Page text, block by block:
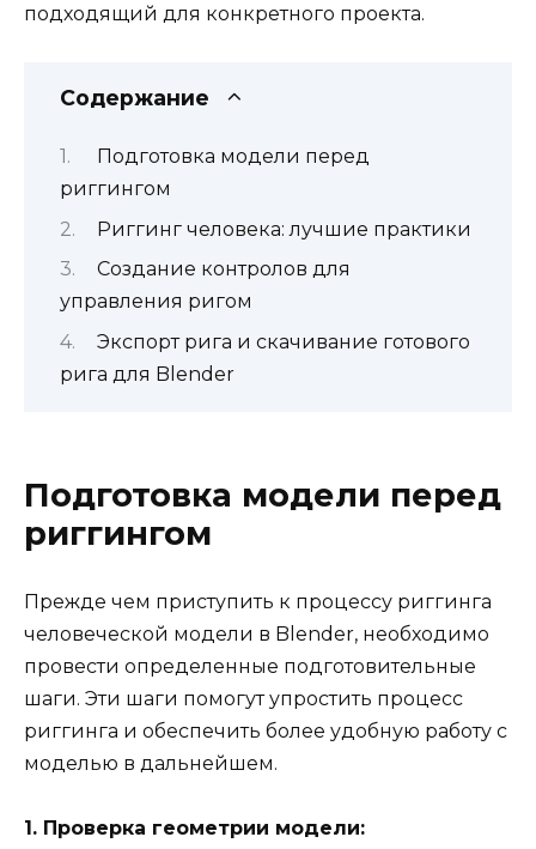
подходящий для конкретного проекта.
Содержание
Подготовка модели перед
риггингом
Риггинг человека: лучшие практики
Создание контролов для
управления ригом
Экспорт рига и скачивание готового
рига для Blender
Подготовка модели перед
риггингом
Прежде чем приступить к процессу риггинга
человеческой модели в Blender, необходимо
провести определенные подготовительные
шаги. Эти шаги помогут упростить процесс
риггинга и обеспечить более удобную работу с
моделью в дальнейшем.
1. Проверка геометрии модели: